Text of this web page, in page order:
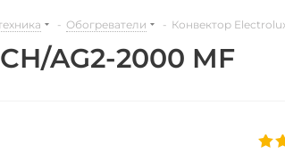
- Обогреватели - Конвектор
AG2-2000 MF